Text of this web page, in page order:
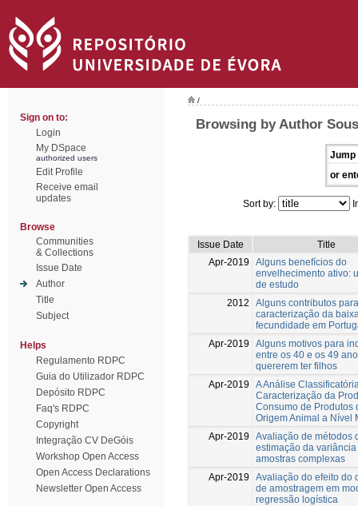
Sign on to:
Login
My DSpace
authorized users
Edit Profile
Receive email
updates
Browse
Communities
& Collections
Issue Date
Author
Title
Subject
Helps
Regulamento RDPC
Guia do Utilizador RDPC
Depósito RDPC
Faq's RDPC
Copyright
Integração CV DeGóis
Workshop Open Access
Open Access Declarations
Newsletter Open Access
/
Browsing by Author
Jump
or
Sort by:
Issue Date
Title
Apr-2019
Alguns benefícios do
envelhecimento ativo:
de estudo
2012
Alguns contributos
caracterização da
fecundidade em
Apr-2019
Alguns motivos para
entre os 40 e os 49
quererem ter filhos
Apr-2019
A Análise
Caracterização da
Consumo de Produtos
Origem Animal a Nível
Apr-2019
Avaliação de métodos
estimação da variância
amostras complexas
Apr-2019
Avaliação do efeito do
de amostragem em
regressão logística